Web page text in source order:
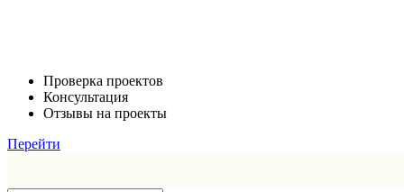
Проверка проектов
Консультация
Отзывы на проекты
Перейти